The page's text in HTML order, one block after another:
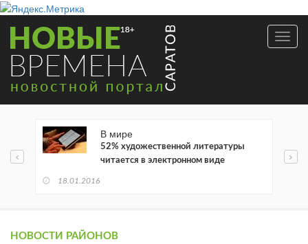
В мире
52% художественной литературы
читается в электронном виде
18.01.2016
НОВОСТИ РАЙОНОВ